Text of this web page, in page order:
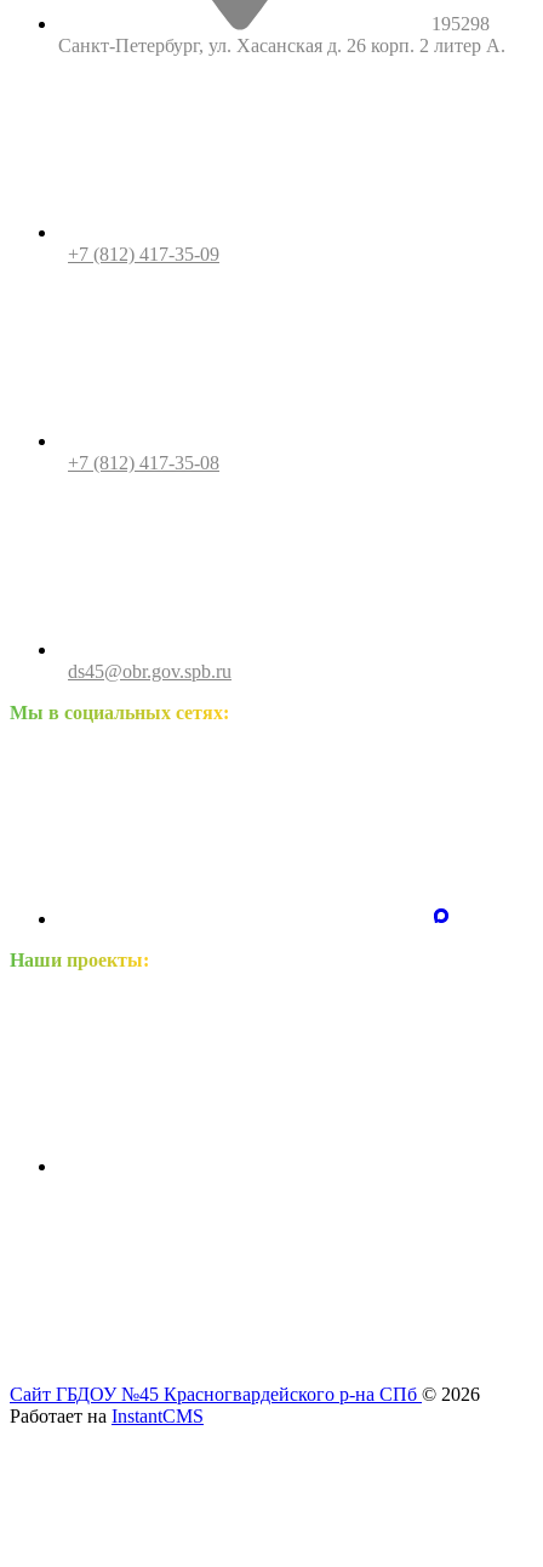
195298
Санкт-Петербург, ул. Хасанская д. 26 корп. 2 литер А.
+7 (812) 417-35-09
+7 (812) 417-35-08
ds45@obr.gov.spb.ru
Мы в социальных сетях:
Наши проекты:
Сайт ГБДОУ №45 Красногвардейского р-на СПб © 2026
Работает на InstantCMS